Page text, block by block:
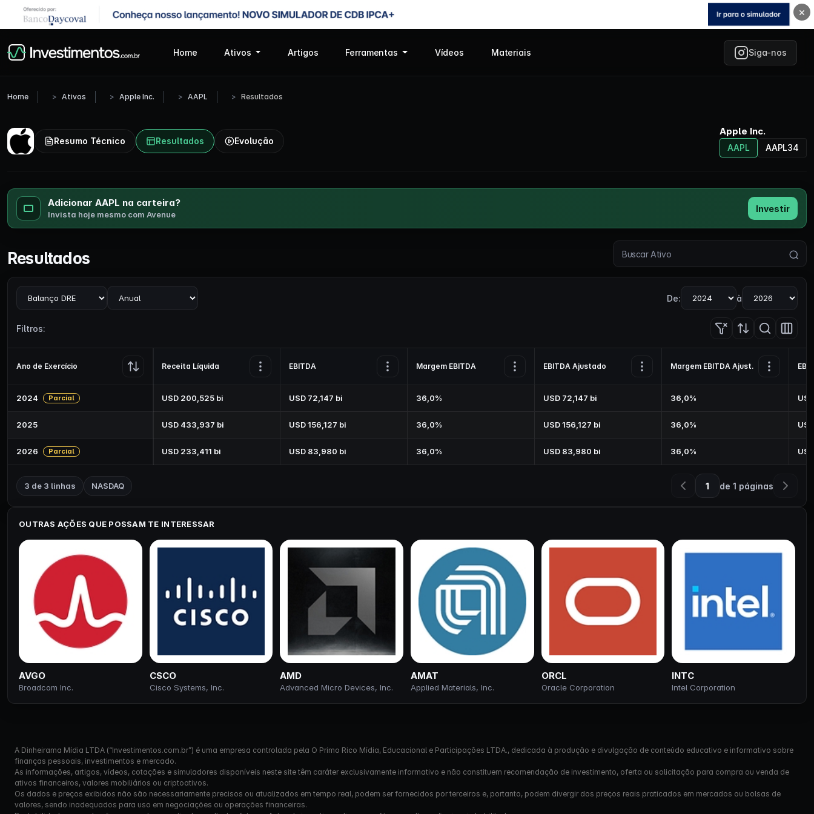
×
Home Ativos Artigos Ferramentas Vídeos Materiais Siga-nos
Home Ativos Apple Inc. AAPL Resultados
Resumo Técnico Resultados Evolução
Apple Inc.
AAPL AAPL34
Adicionar AAPL na carteira?
Invista hoje mesmo com Avenue
Investir
Resultados
Buscar ativo
Visão
Periodicidade
De: à
Filtros:
Ano de Exercício Receita Líquida EBITDA Margem EBITDA EBITDA Ajustado Margem EBITDA Ajust. EBIT
2024 Parcial USD 200,525 bi USD 72,147 bi 36,0% USD 72,147 bi 36,0%
2025 USD 433,937 bi USD 156,127 bi 36,0% USD 156,127 bi 36,0%
2026 Parcial USD 233,411 bi USD 83,980 bi 36,0% USD 83,980 bi 36,0%
3 de 3 linhas NASDAQ 1 de 1 páginas
OUTRAS AÇÕES QUE POSSAM TE INTERESSAR
AVGO
Broadcom Inc.
CSCO
Cisco Systems, Inc.
AMD
Advanced Micro Devices, Inc.
AMAT
Applied Materials, Inc.
ORCL
Oracle Corporation
INTC
Intel Corporation
A Dinheirama Mídia LTDA (“Investimentos.com.br”) é uma empresa controlada pela O Primo Rico Mídia, Educacional e Participações LTDA., dedicada à produção e divulgação de conteúdo educativo e informativo sobre
finanças pessoais, investimentos e mercado.
As informações, artigos, vídeos, cotações e simuladores disponíveis neste site têm caráter exclusivamente informativo e não constituem recomendação de investimento, oferta ou solicitação para compra ou venda de
ativos financeiros, valores mobiliários ou criptoativos.
Os dados e preços exibidos não são necessariamente precisos ou atualizados em tempo real, podem ser fornecidos por terceiros e, portanto, podem divergir dos preços reais praticados em mercados ou bolsas de
valores, sendo inadequados para uso em negociações ou operações financeiras.